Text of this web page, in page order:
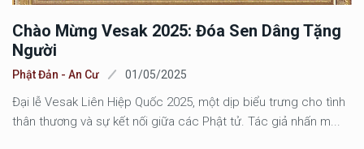
Chào Mừng Vesak 2025: Đóa Sen Dâng Tặng
Người
Phật Đản - An Cư 01/05/2025
Đại lễ Vesak Liên Hiệp Quốc 2025, một dịp biểu trưng cho tình
thân thương và sự kết nối giữa các Phật tử. Tác giả nhấn m...